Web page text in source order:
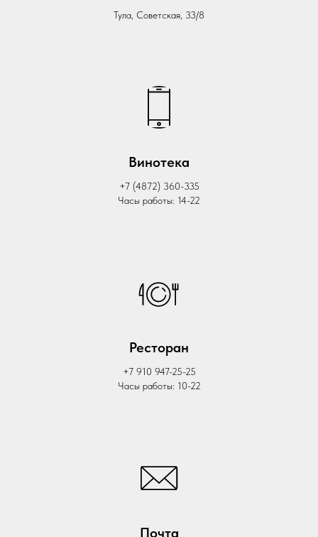
Тула, Советская, 33/8
Винотека
+7 (4872) 360-335
Часы работы: 14-22
Ресторан
+7 910 947-25-25
Часы работы: 10-22
Почта